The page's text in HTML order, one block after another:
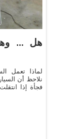
هل ...
لماذا تعمل
نلاحظ أن
فجأة إذا